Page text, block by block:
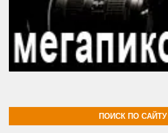
ПОИСК ПО САЙТУ